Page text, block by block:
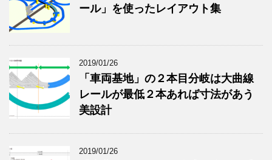
ール」を使ったレイアウト集
2019/01/26
「車両基地」の２本目分岐は大曲線
レールが最低２本あれば寸法があう
美設計
2019/01/26